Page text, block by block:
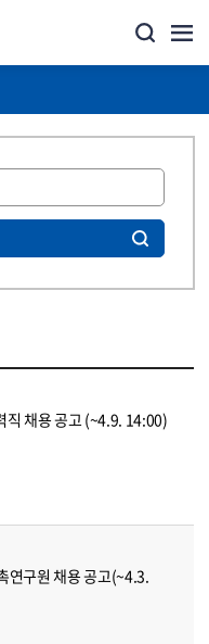
직 채용 공고 (~4.9. 14:00)
연구원 채용 공고(~4.3.